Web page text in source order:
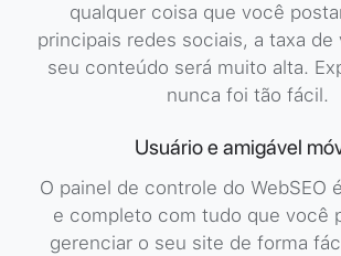
qualquer coisa que você
principais redes sociais, a taxa de
seu conteúdo será muito alta.
nunca foi tão fácil.
Usuário e amigável
O painel de controle do WebSEO
e completo com tudo que você
gerenciar o seu site de forma